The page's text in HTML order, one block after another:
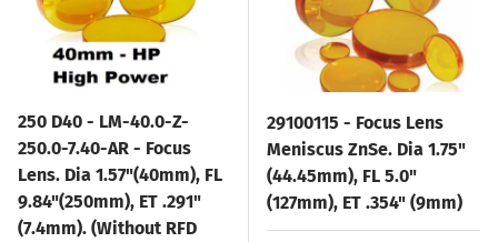
250 D40 - LM-40.0-Z-
250.0-7.40-AR - Focus
Lens. Dia 1.57"(40mm), FL
9.84"(250mm), ET .291"
(7.4mm). (Without RFD
29100115 - Focus Lens
Meniscus ZnSe. Dia 1.75"
(44.45mm), FL 5.0"
(127mm), ET .354" (9mm)